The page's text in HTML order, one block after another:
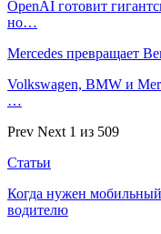
OpenAI готовит
но…
Mercedes превращает
Volkswagen, BMW и
…
Prev Next 1 из 509
Статьи
Когда нужен
водителю